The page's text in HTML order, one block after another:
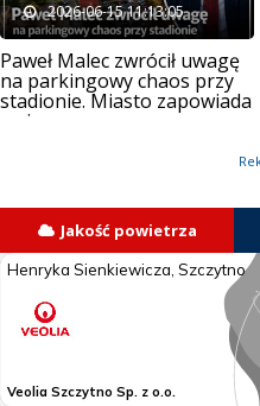
2026-06-15 11:13:05
Paweł Malec zwrócił uwagę
na parkingowy chaos przy
stadionie. Miasto zapowiada
zmiany
Jakość powietrza